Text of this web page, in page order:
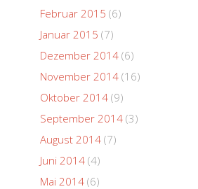
Februar 2015 (6)
Januar 2015 (7)
Dezember 2014 (6)
November 2014 (16)
Oktober 2014 (9)
September 2014 (3)
August 2014 (7)
Juni 2014 (4)
Mai 2014 (6)